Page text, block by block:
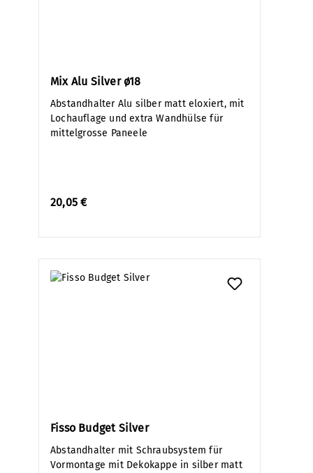
Mix Alu Silver ø18
Abstandhalter Alu silber matt eloxiert, mit
Lochauflage und extra Wandhülse für
mittelgrosse Paneele
20,05 €
Fisso Budget Silver
Abstandhalter mit Schraubsystem für
Vormontage mit Dekokappe in silber matt